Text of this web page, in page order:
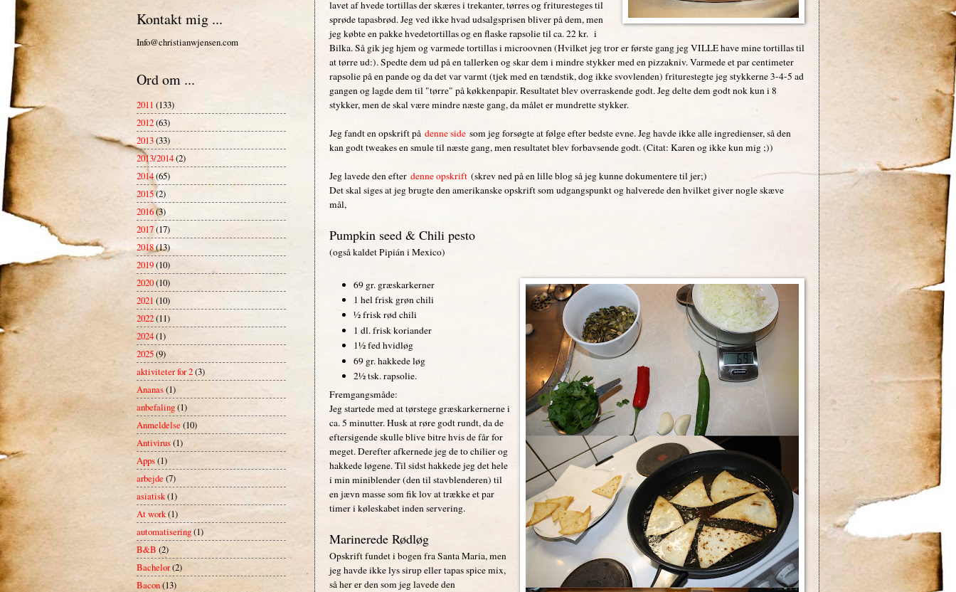
lavet af hvede tortillas der skæres i trekanter, tørres og frituresteges til
sprøde tapasbrød. Jeg ved ikke hvad udsalgsprisen bliver på dem, men
jeg købte en pakke hvedetortillas og en flaske rapsolie til ca. 22 kr. i
Bilka. Så gik jeg hjem og varmede tortillas i microovnen (Hvilket jeg tror er første gang jeg VILLE have mine tortillas til
at tørre ud:). Spedte dem ud på en tallerken og skar dem i mindre stykker med en pizzakniv. Varmede et par centimeter
rapsolie på en pande og da det var varmt (tjek med en tændstik, dog ikke svovlenden) friturestegte jeg stykkerne 3-4-5 ad
gangen og lagde dem til "tørre" på køkkenpapir. Resultatet blev overraskende godt. Jeg delte dem godt nok kun i 8
stykker, men de skal være mindre næste gang, da målet er mundrette stykker.
Jeg fandt en opskrift på denne side som jeg forsøgte at følge efter bedste evne. Jeg havde ikke alle ingredienser, så den
kan godt tweakes en smule til næste gang, men resultatet blev forbavsende godt. (Citat: Karen og ikke kun mig ;))
Jeg lavede den efter denne opskrift (skrev ned på en lille blog så jeg kunne dokumentere til jer;)
Det skal siges at jeg brugte den amerikanske opskrift som udgangspunkt og halverede den hvilket giver nogle skæve
mål,
Pumpkin seed & Chili pesto
(også kaldet Pipián i Mexico)
69 gr. græskarkerner
1 hel frisk grøn chili
½ frisk rød chili
1 dl. frisk koriander
1½ fed hvidløg
69 gr. hakkede løg
2½ tsk. rapsolie.
Fremgangsmåde:
Jeg startede med at tørstege græskarkernerne i
ca. 5 minutter. Husk at røre godt rundt, da de
eftersigende skulle blive bitre hvis de får for
meget. Derefter afkernede jeg de to chilier og
hakkede løgene. Til sidst hakkede jeg det hele
i min miniblender (den til stavblenderen) til
en jævn masse som fik lov at trække et par
timer i køleskabet inden servering.
Marinerede Rødløg
Opskrift fundet i bogen fra Santa Maria, men
jeg havde ikke lys sirup eller tapas spice mix,
så her er den som jeg lavede den
Kontakt mig ...
Info@christianwjensen.com
Ord om ...
2011 (133)
2012(63)
2013(33)
2013/2014(2)
2014(65)
2015(2)
2016(3)
2017(17)
2018(13)
2019(10)
2020(10)
2021 (10)
2022(11)
2024(1)
2025(9)
aktiviteter for 2(3)
Ananas(1)
anbefaling(1)
Anmeldelse(10)
Antivirus(1)
Apps(1)
arbejde(7)
asiatisk(1)
At work(1)
automatisering(1)
B&B (2)
Bachelor(2)
Bacon(13)